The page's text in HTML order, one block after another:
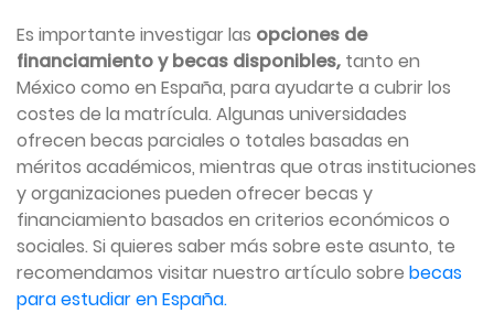
Es importante investigar las opciones de
financiamiento y becas disponibles, tanto en
México como en España, para ayudarte a cubrir los
costes de la matrícula. Algunas universidades
ofrecen becas parciales o totales basadas en
méritos académicos, mientras que otras instituciones
y organizaciones pueden ofrecer becas y
financiamiento basados en criterios económicos o
sociales. Si quieres saber más sobre este asunto, te
recomendamos visitar nuestro artículo sobre becas
para estudiar en España.